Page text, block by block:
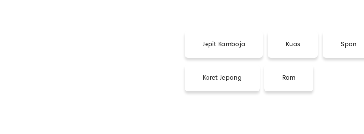
Jepit Kamboja Kuas Spon
Karet Jepang Ram